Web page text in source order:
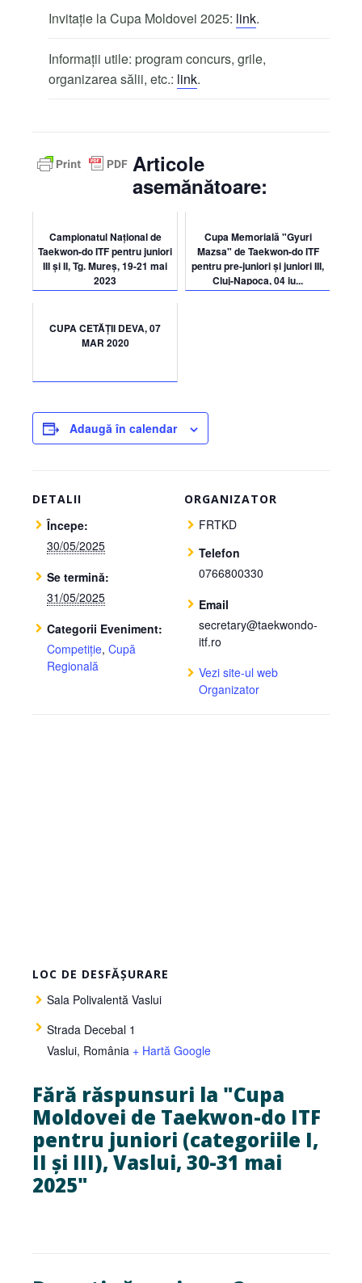
Invitație la Cupa Moldovei 2025: link.
Informații utile: program concurs, grile,
organizarea sălii, etc.: link.
Articole
asemănătoare:
Campionatul Național de
Taekwon-do ITF pentru juniori
III și II, Tg. Mureș, 19-21 mai
2023
Cupa Memorială "Gyuri
Mazsa" de Taekwon-do ITF
pentru pre-juniori și juniori III,
Cluj-Napoca, 04 iu...
CUPA CETĂȚII DEVA, 07
MAR 2020
Adaugă în calendar
DETALII
Începe:
30/05/2025
Se termină:
31/05/2025
Categorii Eveniment:
Competiție, Cupă
Regională
ORGANIZATOR
FRTKD
Telefon
0766800330
Email
secretary@taekwondo-
itf.ro
Vezi site-ul web
Organizator
LOC DE DESFĂȘURARE
Sala Polivalentă Vaslui
Strada Decebal 1
Vaslui, România + Hartă Google
Fără răspunsuri la "Cupa
Moldovei de Taekwon-do ITF
pentru juniori (categoriile I,
II și III), Vaslui, 30-31 mai
2025"